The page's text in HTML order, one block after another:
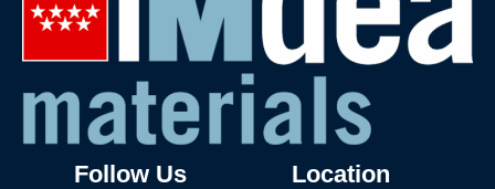
Follow Us Location